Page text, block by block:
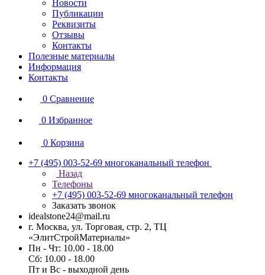
Новости
Публикации
Реквизиты
Отзывы
Контакты
Полезные материалы
Информация
Контакты
0 Сравнение
0 Избранное
0 Корзина
+7 (495) 003-52-69 многоканальный телефон
Назад
Телефоны
+7 (495) 003-52-69 многоканальный телефон
Заказать звонок
idealstone24@mail.ru
г. Москва, ул. Торговая, стр. 2, ТЦ
«ЭлитСтройМатериалы»
Пн - Чт: 10.00 - 18.00
Сб: 10.00 - 18.00
Пт и Вс - выходной день